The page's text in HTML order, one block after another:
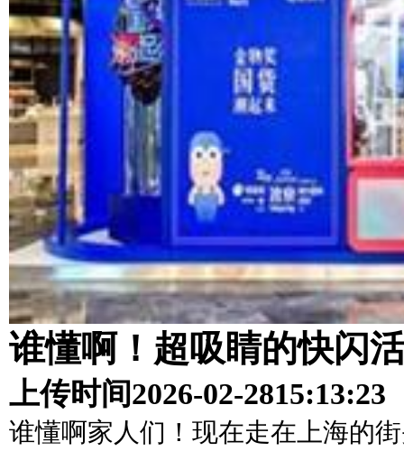
谁懂啊！超吸睛的快闪
上传时间2026-02-2815:13:23
谁懂啊家人们！现在走在上海的